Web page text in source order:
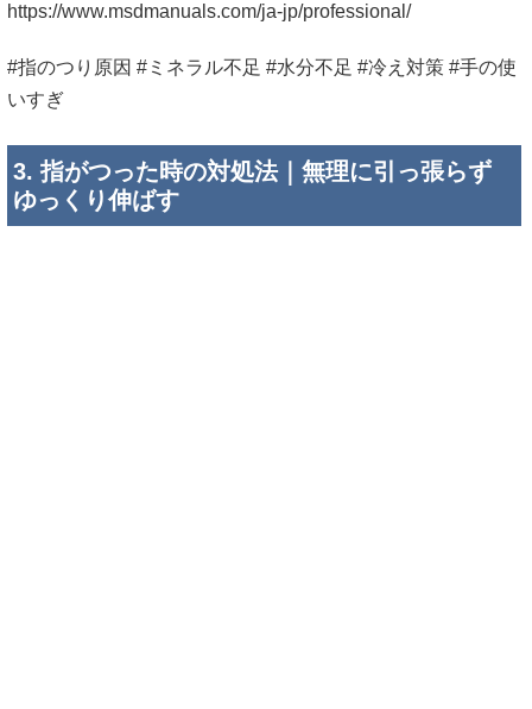
https://www.msdmanuals.com/ja-jp/professional/
#指のつり原因 #ミネラル不足 #水分不足 #冷え対策 #手の使
いすぎ
3. 指がつった時の対処法｜無理に引っ張らず
ゆっくり伸ばす